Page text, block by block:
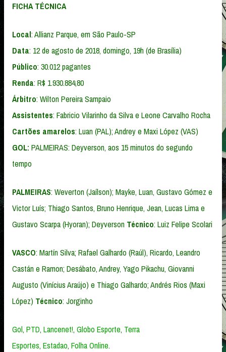
FICHA TÉCNICA
Local: Allianz Parque, em São Paulo-SP
Data: 12 de agosto de 2018, domingo, 19h (de Brasília)
Público: 30.012 pagantes
Renda: R$ 1.930.884,80
Árbitro: Wilton Pereira Sampaio
Assistentes: Fabricio Vilarinho da Silva e Leone Carvalho Rocha
Cartões amarelos: Luan (PAL); Andrey e Maxi López (VAS)
GOL: PALMEIRAS: Deyverson, aos 15 minutos do segundo
tempo
PALMEIRAS: Weverton (Jaílson); Mayke, Luan, Gustavo Gómez e
Victor Luís; Thiago Santos, Bruno Henrique, Jean, Lucas Lima e
Gustavo Scarpa (Hyoran); Deyverson Técnico: Luiz Felipe Scolari
VASCO: Martín Silva; Rafael Galhardo (Raúl), Ricardo, Leandro
Castán e Ramon; Desábato, Andrey, Yago Pikachu, Giovanni
Augusto (Vinícius Araújo) e Thiago Galhardo; Andrés Rios (Maxi
López) Técnico: Jorginho
Gol, PTD, Lancenet!, Globo Esporte, Terra
Esportes, Estadao, Folha Online.